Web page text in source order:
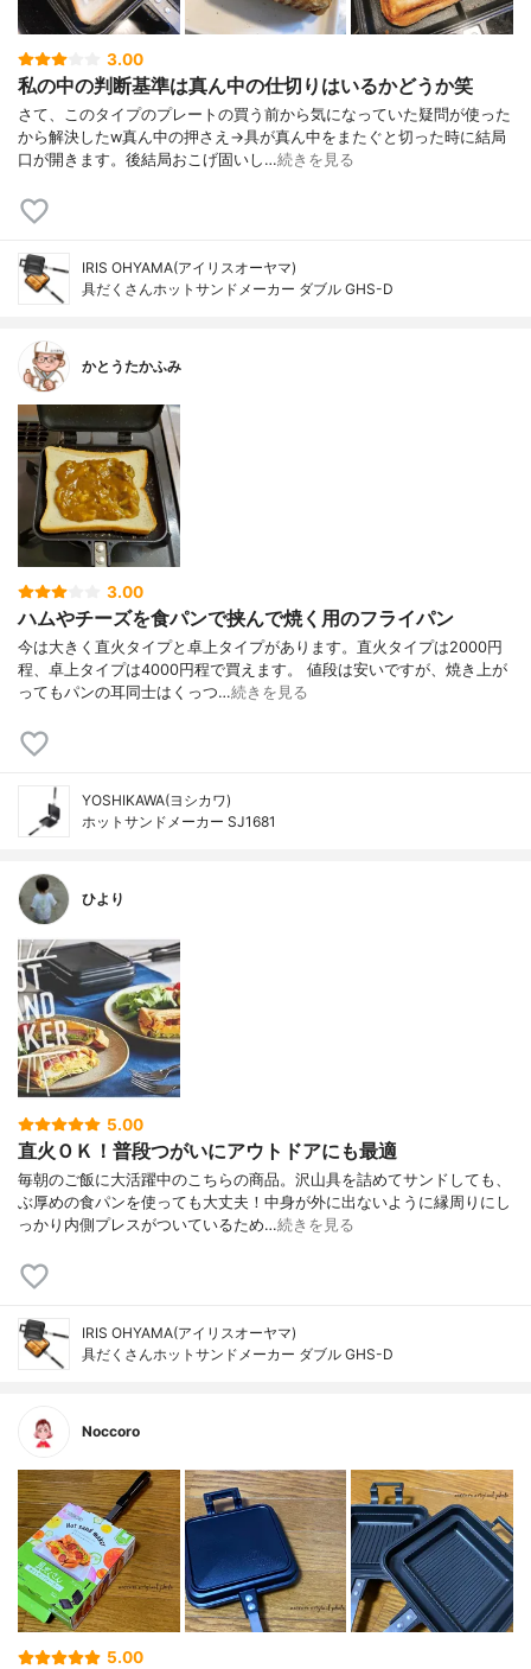
3.00
私の中の判断基準は真ん中の仕切りはいるかどうか笑
さて、このタイプのプレートの買う前から気になっていた疑問が使った
から解決したw真ん中の押さえ→具が真ん中をまたぐと切った時に結局
口が開きます。後結局おこげ固いし…続きを見る
IRIS OHYAMA(アイリスオーヤマ)
具だくさんホットサンドメーカー ダブル GHS-D
かとうたかふみ
3.00
ハムやチーズを食パンで挟んで焼く用のフライパン
今は大きく直火タイプと卓上タイプがあります。直火タイプは2000円
程、卓上タイプは4000円程で買えます。 値段は安いですが、焼き上が
ってもパンの耳同士はくっつ…続きを見る
YOSHIKAWA(ヨシカワ)
ホットサンドメーカー SJ1681
ひより
5.00
直火ＯＫ！普段つがいにアウトドアにも最適
毎朝のご飯に大活躍中のこちらの商品。沢山具を詰めてサンドしても、
ぶ厚めの食パンを使っても大丈夫！中身が外に出ないように縁周りにし
っかり内側プレスがついているため…続きを見る
IRIS OHYAMA(アイリスオーヤマ)
具だくさんホットサンドメーカー ダブル GHS-D
Noccoro
5.00